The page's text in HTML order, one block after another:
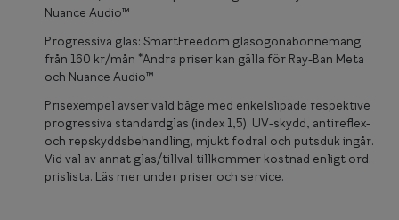
Nuance Audio™
Progressiva glas: SmartFreedom glasögonabonnemang
från 160 kr/mån *Andra priser kan gälla för Ray-Ban Meta
och Nuance Audio™
Prisexempel avser vald båge med enkelslipade respektive
progressiva standardglas (index 1,5). UV-skydd, antireflex-
och repskyddsbehandling, mjukt fodral och putsduk ingår.
Vid val av annat glas/tillval tillkommer kostnad enligt ord.
prislista. Läs mer under priser och service.